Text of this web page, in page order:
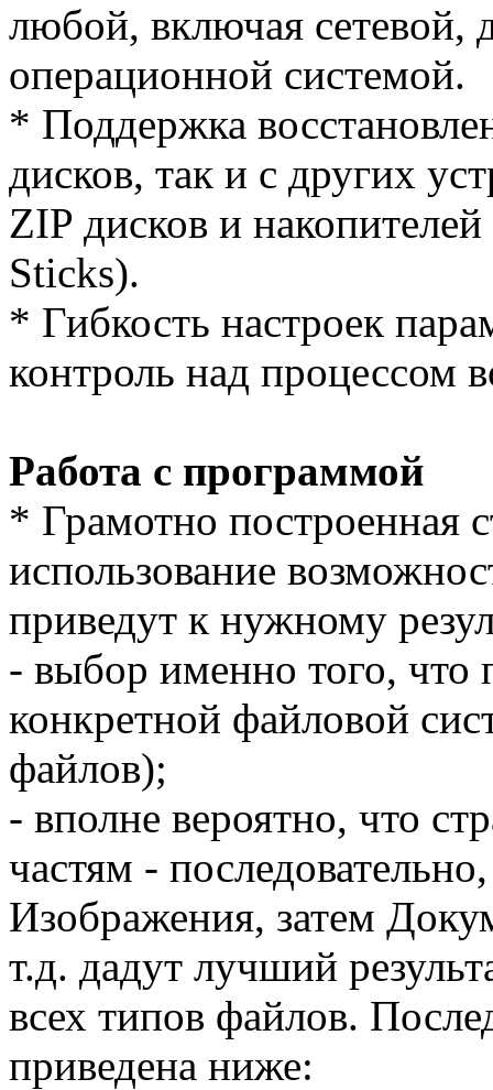
любой, включая сетевой,
операционной системой.
* Поддержка
дисков, так и с других
ZIP дисков и
Sticks).
* Гибкость настроек
контроль над процессом
Работа с программой
* Грамотно построенная
использование
приведут к нужному
- выбор именно того, что
конкретной файловой
файлов);
- вполне вероятно, что
частям -
Изображения, затем
т.д. дадут лучший
всех типов файлов.
приведена ниже: